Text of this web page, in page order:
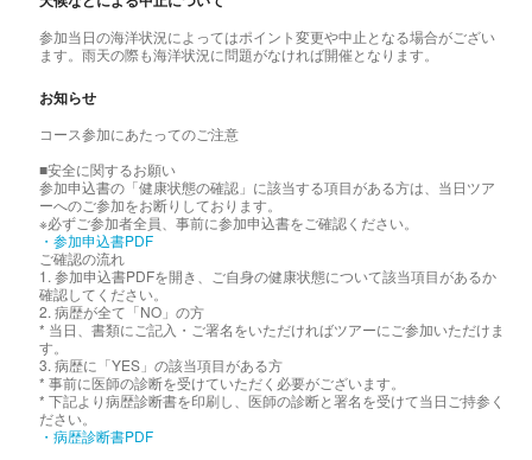
参加当日の海洋状況によってはポイント変更や中止となる場合がござい
ます。雨天の際も海洋状況に問題がなければ開催となります。
お知らせ
コース参加にあたってのご注意
■安全に関するお願い
参加申込書の「健康状態の確認」に該当する項目がある方は、当日ツア
ーへのご参加をお断りしております。
※必ずご参加者全員、事前に参加申込書をご確認ください。
・参加申込書PDF
ご確認の流れ
1. 参加申込書PDFを開き、ご自身の健康状態について該当項目があるか
確認してください。
2. 病歴が全て「NO」の方
* 当日、書類にご記入・ご署名をいただければツアーにご参加いただけま
す。
3. 病歴に「YES」の該当項目がある方
* 事前に医師の診断を受けていただく必要がございます。
* 下記より病歴診断書を印刷し、医師の診断と署名を受けて当日ご持参く
ださい。
・病歴診断書PDF